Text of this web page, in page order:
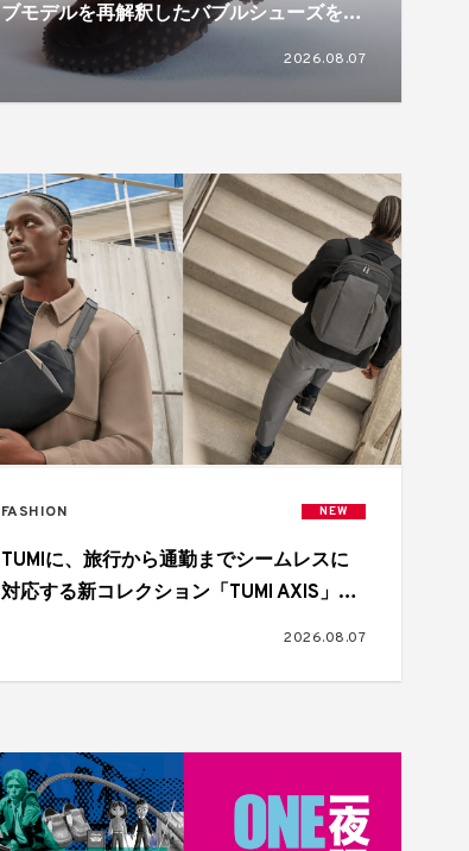
ブモデルを再解釈したバブルシューズを展
2026.08.07
FASHION NEW
TUMIに、旅行から通勤までシームレスに
対応する新コレクション「TUMI AXIS」が
2026.08.07